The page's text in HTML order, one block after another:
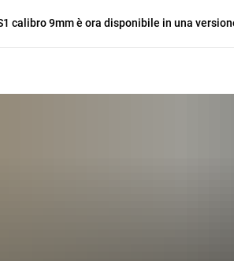
calibro 9mm è ora disponibile in una